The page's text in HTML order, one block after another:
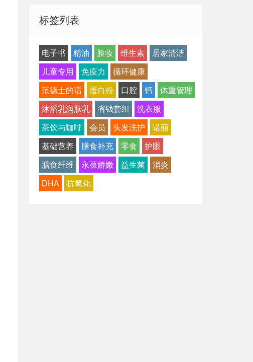
标签列表
电子书 精油 脸妆 维生素
居家清洁
儿童专用
免疫力
循环健康
范德士的话
蛋白粉 口腔 钙
体重管理
沐浴乳润肤乳
省钱套组
洗衣服
茶饮与咖啡
会员 头发洗护
诺丽
基础营养
膳食补充 零食
护眼
膳食纤维
永葆娇嫩 益生菌
消炎
DHA
抗氧化